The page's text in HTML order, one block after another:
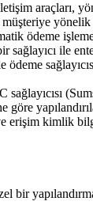
araçları,
yönelik
ödeme
ile
erişim kimlik
bir